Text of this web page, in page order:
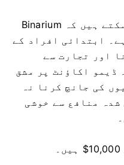
نتیجے کے طور پر، ہم کہہ سکتے ہیں کہ Binarium
ابتدائی افراد کے
اور تجارت سے
ڈیمو اکاؤنٹ پر مشق
کی جانچ کرنا نہ
شدہ منافع سے خوشی